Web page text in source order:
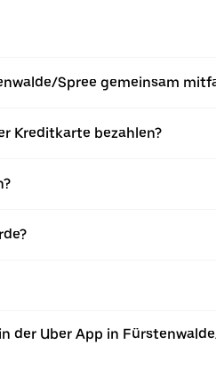
Spree gemeinsam
Kreditkarte bezahlen?
der Uber App in